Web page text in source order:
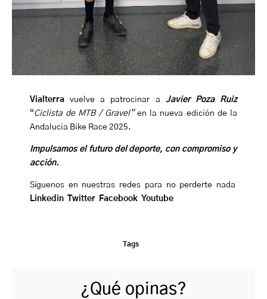
Vialterravuelve a patrocinar a Javier Poza Ruiz
“Ciclista de MTB / Gravel”en la nueva edición de la
Andalucia Bike Race 2025.
Impulsamos el futuro del deporte, con compromiso y
acción.
Síguenos en nuestras redes para no perderte nada
Linkedin
Twitter Facebook Youtube
Tags
¿Qué opinas?